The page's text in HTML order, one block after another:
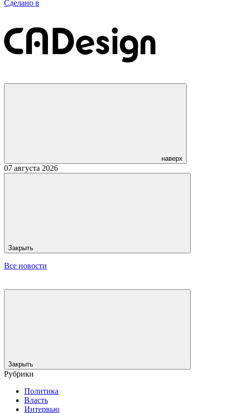
Сделано в
наверх
07 августа 2026
Закрыть
Все новости
Закрыть
Рубрики
Политика
Власть
Интервью